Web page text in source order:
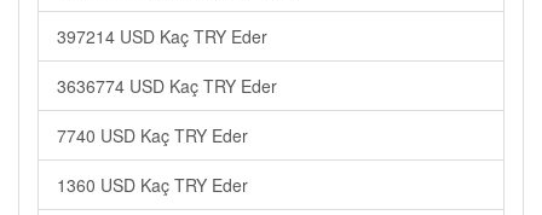
397214 USD Kaç TRY Eder
3636774 USD Kaç TRY Eder
7740 USD Kaç TRY Eder
1360 USD Kaç TRY Eder